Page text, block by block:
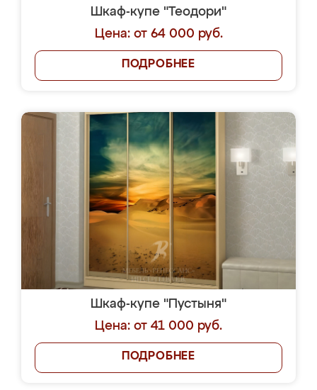
Шкаф-купе "Теодори"
Цена: от 64 000 руб.
ПОДРОБНЕЕ
Шкаф-купе "Пустыня"
Цена: от 41 000 руб.
ПОДРОБНЕЕ